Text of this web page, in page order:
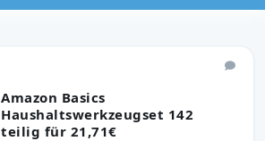
Amazon Basics
Haushaltswerkzeugset 142
teilig für 21,71€